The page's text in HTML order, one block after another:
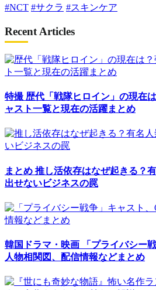
#NCT #サクラ #スキンケア
Recent Articles
特撮 歴代「戦隊ヒロイン」の現在
ャスト一覧と現在の活躍まとめ
まとめ 推し活依存はなぜ起きる？
出せないビジネスの罠
韓国ドラマ・映画 「プライバシー
人物相関図、配信情報などまとめ